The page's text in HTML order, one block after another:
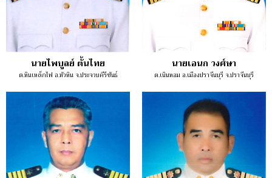
นายไพบูลย์ ตั้นไทย
ต.หินเหล็กไฟ อ.หัวหิน จ.ประจวบคีรีขันธ์
นายเอนก วงศ์ษา
ต.เนินหอม อ.เมืองปราจีนบุรี จ.ปราจีนบุรี